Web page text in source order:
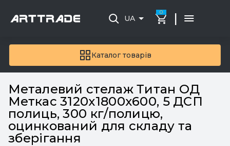
Каталог товарів
UA
0 |
Металевий стелаж Титан ОД
Меткас 3120х1800х600, 5 ДСП
полиць, 300 кг/полицю,
оцинкований для складу та
зберігання